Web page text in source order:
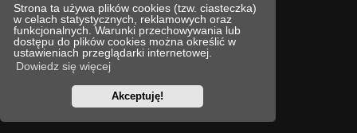
Strona ta używa plików cookies (tzw. ciasteczka)
w celach statystycznych, reklamowych oraz
funkcjonalnych. Warunki przechowywania lub
dostępu do plików cookies można określić w
ustawieniach przeglądarki internetowej.
Dowiedz się więcej
Akceptuję!